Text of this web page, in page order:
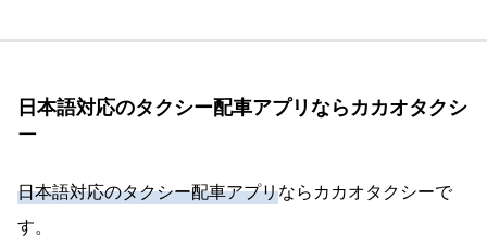
日本語対応のタクシー配車アプリならカカオタクシ
ー
日本語対応のタクシー配車アプリならカカオタクシーで
す。